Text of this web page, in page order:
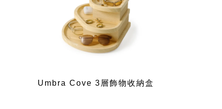
Umbra Cove 3層飾物收納盒